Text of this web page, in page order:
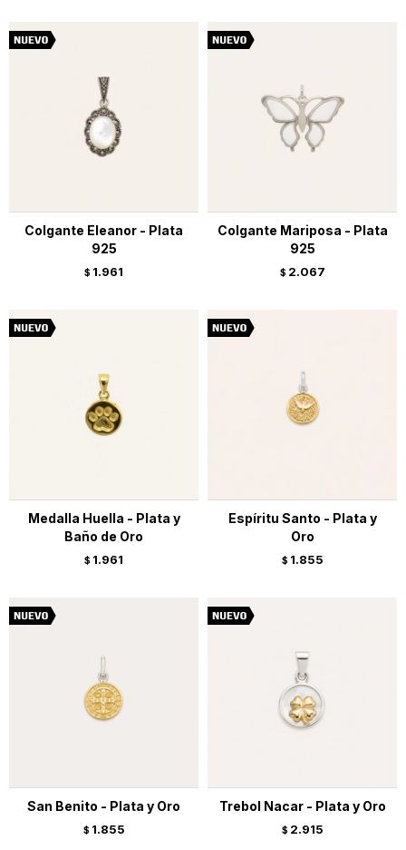
Colgante Eleanor - Plata
925
$ 1.961
Colgante Mariposa - Plata
925
$ 2.067
Medalla Huella - Plata y
Baño de Oro
$ 1.961
Espíritu Santo - Plata y
Oro
$ 1.855
San Benito - Plata y Oro
$ 1.855
Trebol Nacar - Plata y Oro
$ 2.915